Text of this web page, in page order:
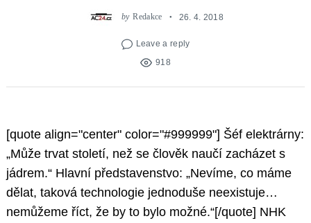
by Redakce 26. 4. 2018
Leave a reply
918
[quote align="center" color="#999999"] Šéf elektrárny:
„Může trvat století, než se člověk naučí zacházet s
jádrem.“ Hlavní představenstvo: „Nevíme, co máme
dělat, taková technologie jednoduše neexistuje…
nemůžeme říct, že by to bylo možné.“[/quote] NHK